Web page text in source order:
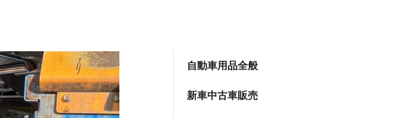
自動車用品全般
新車中古車販売